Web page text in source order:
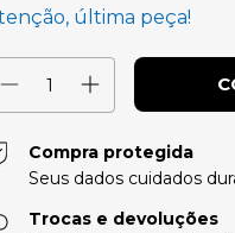
última peça!
Compra protegida
Seus dados cuidados
Trocas e devoluções